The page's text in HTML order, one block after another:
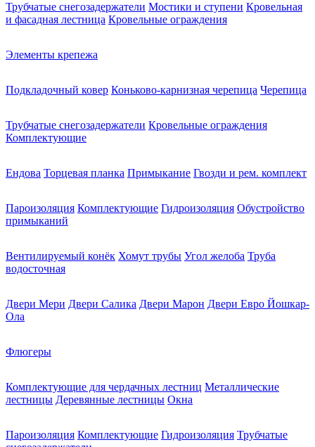
Трубчатые снегозадержатели Мостики и ступени Кровельная
и фасадная лестница Кровельные ограждения
Элементы крепежа
Подкладочный ковер Коньково-карнизная черепица Черепица
Трубчатые снегозадержатели Кровельные ограждения
Комплектующие
Ендова Торцевая планка Примыкание Гвозди и рем. комплект
Пароизоляция Комплектующие Гидроизоляция Обустройство
примыканий
Вентилируемый конёк Хомут трубы Угол желоба Труба
водосточная
Двери Мери Двери Салика Двери Марон Двери Евро Йошкар-
Ола
Флюгеры
Комплектующие для чердачных лестниц Металлические
лестницы Деревянные лестницы Окна
Пароизоляция Комплектующие Гидроизоляция Трубчатые